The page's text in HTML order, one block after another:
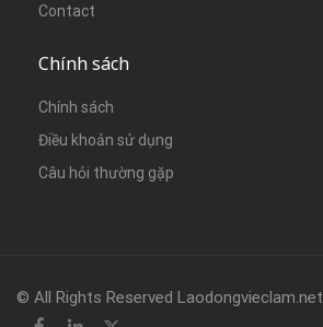
Contact
Chính sách
Chính sách
Điều khoản sử dụng
Câu hỏi thường gặp
© All Rights Reserved Laodongvieclam.net